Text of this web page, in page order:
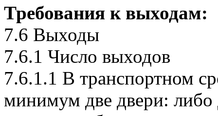
Требования к выходам:
7.6 Выходы
7.6.1 Число выходов
7.6.1.1 В транспортном
минимум две двери: либо